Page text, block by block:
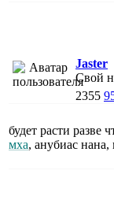
Jaster
Свой
2355
будет расти разве
мха, анубиас